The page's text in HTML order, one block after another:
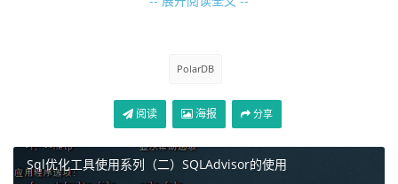
如果服务器安装慢的话，可以使用如下的命令进行替换
备注：安装这一步的时候可能会出现这个问题--《pip安装报
错：Cannot uninstall ‘PyYAML’》，安装文中的内容进行解
PolarDB
阅读 海报 分享
Sql优化工具使用系列（二）SQLAdvisor的使用